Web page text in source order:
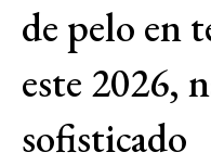
de pelo en
este 2026,
sofisticado